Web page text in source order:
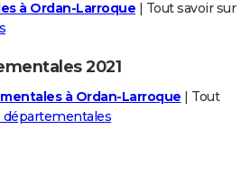
à Ordan-Larroque | Tout savoir sur
2021
à Ordan-Larroque | Tout
départementales